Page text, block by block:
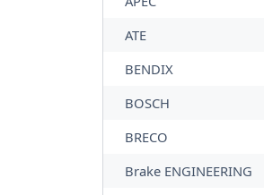
ATE
BENDIX
BOSCH
BRECO
Brake ENGINEERING